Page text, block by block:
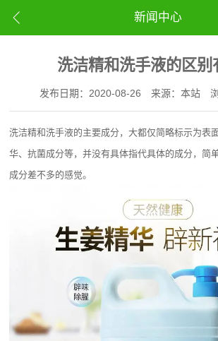
新闻中心
洗洁精和洗手液的区别
发布日期：2020-08-26 来源：本站
洗洁精和洗手液的主要成分，大都仅简略标示为表
华、抗菌成分等，并没有具体指代具体的成分，简
成分差不多的感觉。